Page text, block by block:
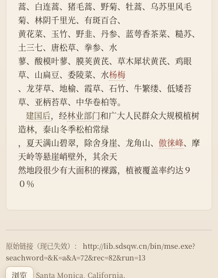
浏览
蒿、白连蒿、猪毛蒿、野菊、牡蒿、乌苏里风毛
菊、林阴千里光、有斑百合、
黄花菜、玉竹、野韭、丹参、蓝萼香茶菜、糙苏、
土三七、唐松草、拳参、水
蓼、酸模叶蓼、膜荚黄芪、草木犀状黄芪、鸡眼
草、山扁豆、委陵菜、水杨梅
、龙芽草、地榆、霞草、石竹、牛繁缕、低矮苔
草、亚柄苔草、中华卷柏等。
建国后，经林业部门和广大人民群众大规模植树
造林，泰山冬季松柏常绿
，夏天满山碧翠，除舍身崖、龙角山、 傲徕峰、摩
天岭等悬崖峭壁外，其余天
然地段很少有大面积的裸露，植被覆盖率约达９
０％
原始链接（现已失效）：
http://lib.sdsqw.cn/bin/mse.exe?
seachword=&K=a&A=72&rec=82&run=13
Made in Santa Monica, California.